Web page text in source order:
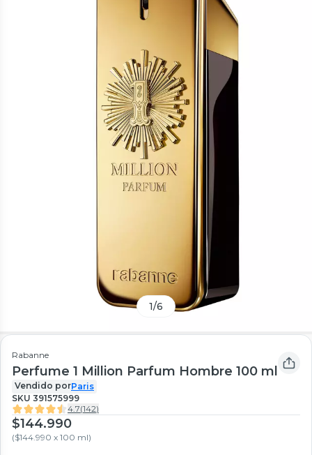
1/6
Rabanne
Perfume 1 Million Parfum Hombre 100 ml
Vendido porParis
SKU 391575999
4.7(142)
$144.990
($144.990 x 100 ml)